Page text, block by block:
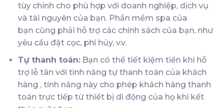
tùy chỉnh cho phù hợp với doanh nghiệp, dịch vụ
và tài nguyên của bạn. Phần mềm spa của
bạn cũng phải hỗ trợ các chính sách của bạn, như
yêu cầu đặt cọc, phí hủy, v.v.
Tự thanh toán:Bạn có thể tiết kiệm tiền khi hỗ
trợ lễ tân với tính năng tự thanh toán của khách
hàng , tính năng này cho phép khách hàng thanh
toán trực tiếp từ thiết bị di động của họ khi kết